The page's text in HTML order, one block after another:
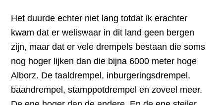
Het duurde echter niet lang totdat ik erachter
kwam dat er weliswaar in dit land geen bergen
zijn, maar dat er vele drempels bestaan die soms
nog hoger lijken dan die bijna 6000 meter hoge
Alborz. De taaldrempel, inburgeringsdrempel,
baandrempel, stamppotdrempel en zoveel meer.